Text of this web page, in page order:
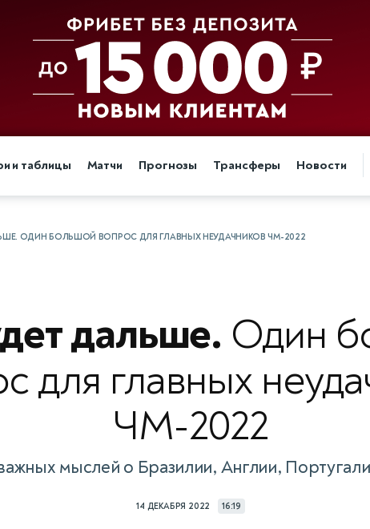
и таблицы Матчи Прогнозы Трансферы Новости
ОДИН БОЛЬШОЙ ВОПРОС ДЛЯ ГЛАВНЫХ НЕУДАЧНИКОВ ЧМ-2022
дальше. Один
для главных
ЧМ-2022
мыслей о Бразилии, Англии,
14 ДЕКАБРЯ 2022 16:19